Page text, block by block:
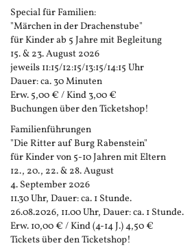
Special für Familien:
"Märchen in der Drachenstube"
für Kinder ab 5 Jahre mit Begleitung
15. & 23. August 2026
jeweils 11:15/12:15/13:15/14:15 Uhr
Dauer: ca. 30 Minuten
Erw. 5,00 € / Kind 3,00 €
Buchungen über den Ticketshop!
Familienführungen
"Die Ritter auf Burg Rabenstein"
für Kinder von 5-10 Jahren mit Eltern
12., 20., 22. & 28. August
4. September 2026
11.30 Uhr, Dauer: ca. 1 Stunde.
26.08.2026, 11.00 Uhr, Dauer: ca. 1 Stunde.
Erw. 10,00 € / Kind (4-14 J.) 4,50 €
Tickets über den Ticketshop!